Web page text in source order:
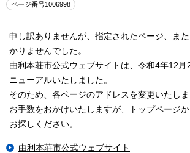
ページ番号1006998
申し訳ありませんが、指定されたページ、ま
かりませんでした。
由利本荘市公式ウェブサイトは、令和4年12月
ニューアルいたしました。
そのため、各ページのアドレスを変更いたしま
お手数をおかけいたしますが、トップページ
お探しください。
由利本荘市公式ウェブサイト